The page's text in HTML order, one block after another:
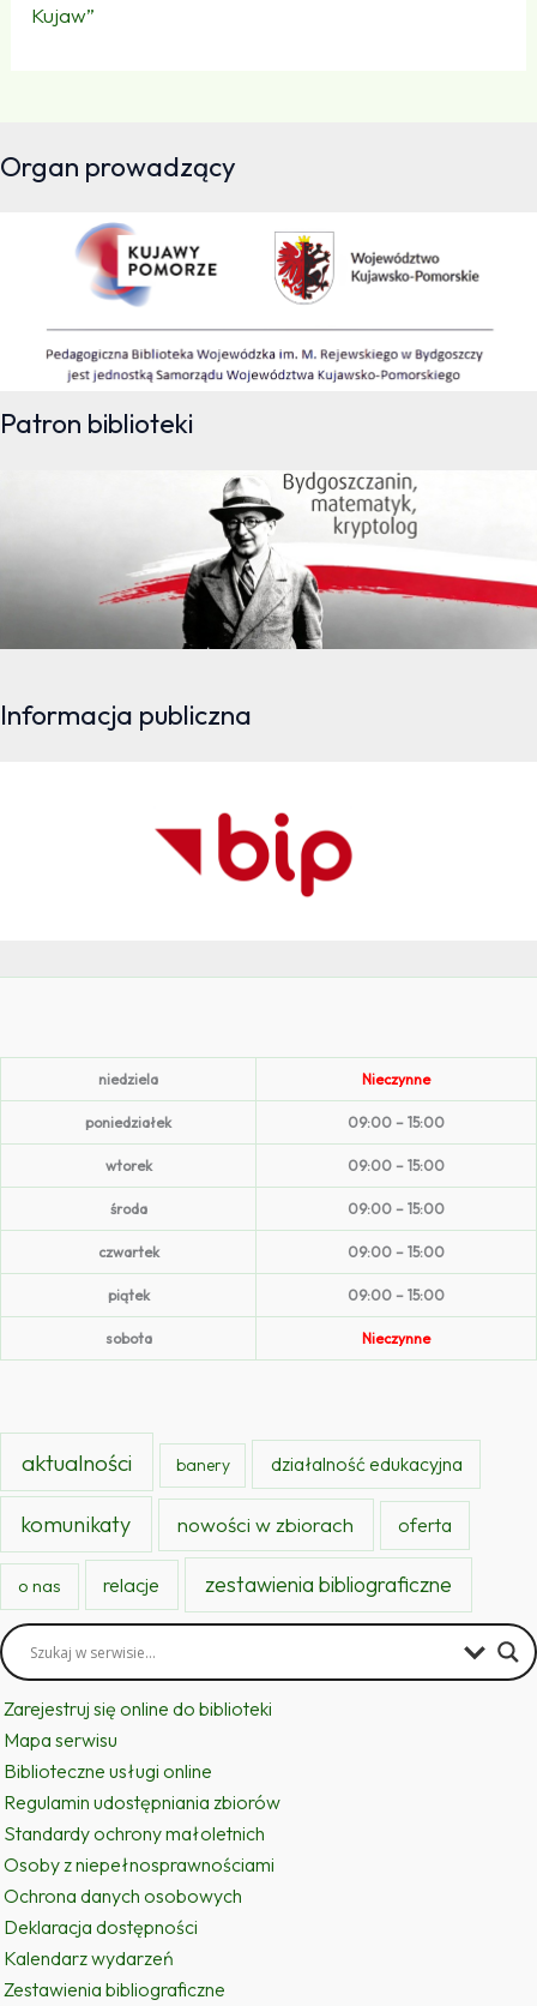
Kujaw”
Organ prowadzący
Patron biblioteki
Informacja publiczna
niedziela Nieczynne
poniedziałek 09:00 – 15:00
wtorek 09:00 – 15:00
środa 09:00 – 15:00
czwartek 09:00 – 15:00
piątek 09:00 – 15:00
sobota Nieczynne
aktualności banery działalność edukacyjna
komunikaty nowości w zbiorach oferta
o nas relacje zestawienia bibliograficzne
Zarejestruj się online do biblioteki
Mapa serwisu
Biblioteczne usługi online
Regulamin udostępniania zbiorów
Standardy ochrony małoletnich
Osoby z niepełnosprawnościami
Ochrona danych osobowych
Deklaracja dostępności
Kalendarz wydarzeń
Zestawienia bibliograficzne